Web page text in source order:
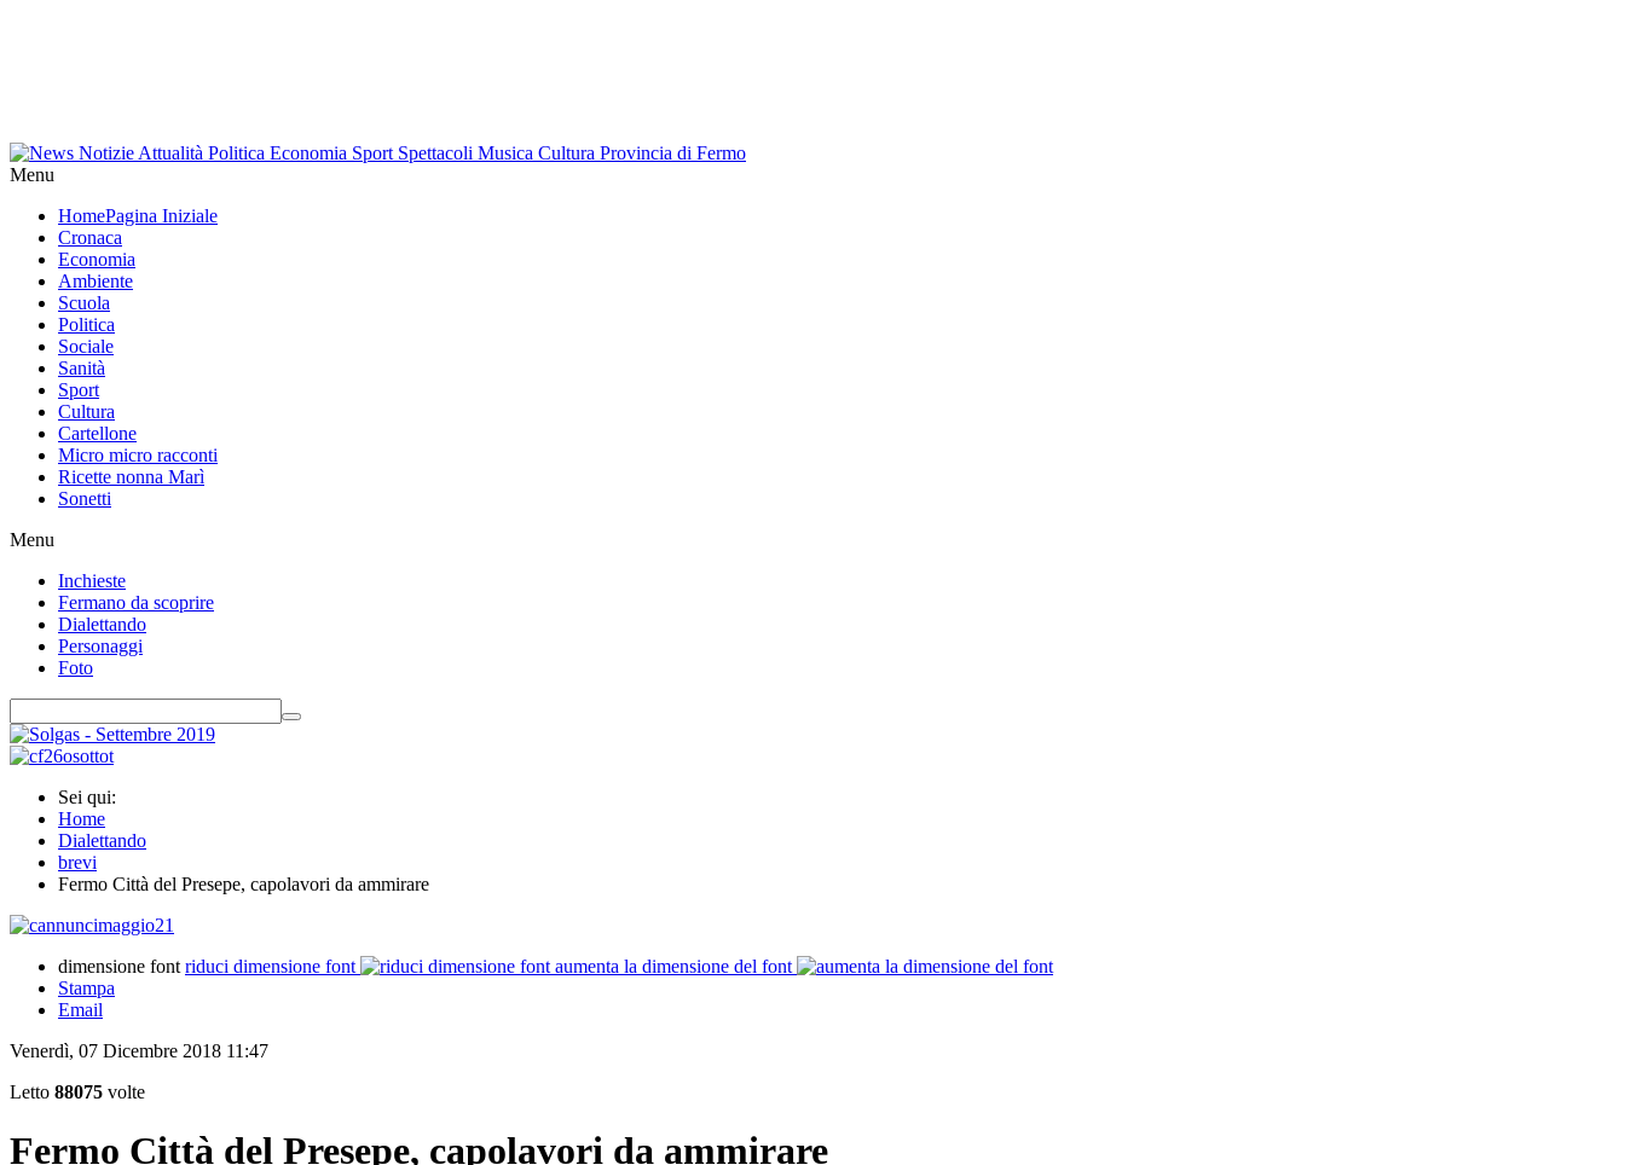
Menu
HomePagina Iniziale
Cronaca
Economia
Ambiente
Scuola
Politica
Sociale
Sanità
Sport
Cultura
Cartellone
Micro micro racconti
Ricette nonna Marì
Sonetti
Menu
Inchieste
Fermano da scoprire
Dialettando
Personaggi
Foto
Sei qui:
Home
Dialettando
brevi
Fermo Città del Presepe, capolavori da ammirare
dimensione font riduci dimensione font
aumenta la dimensione del font
Stampa
Email
Venerdì, 07 Dicembre 2018 11:47
Letto 88075 volte
Fermo Città del Presepe, capolavori da ammirare